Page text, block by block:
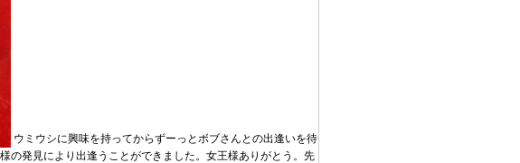
ウミウシに興味を持ってからずーっとボブさんとの出逢いを待
の発見により出逢うことができました。女王様ありがとう。先